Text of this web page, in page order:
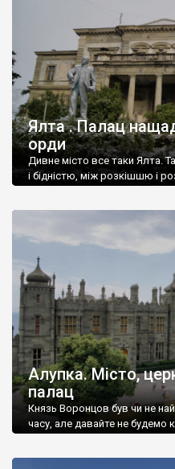
Ялта . Палац
орди
Дивне місто все таки Ялта.
і бідністю, між розкішшю і
Алупка. Місто,
палац
Князь Воронцов був чи не
часу, але давайте не